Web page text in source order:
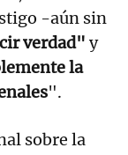
-aún sin
verdad" y
la
".
sobre la